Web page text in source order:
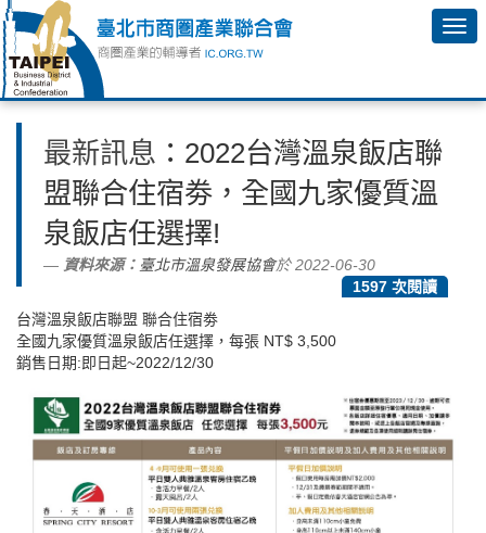
最新訊息 ：2022台灣溫泉飯店聯
盟聯合住宿劵，全國九家優質溫
泉飯店任選擇!
資料來源： 臺北市溫泉發展協會於 2022-06-30
1597 次閱讀
台灣溫泉飯店聯盟 聯合住宿劵
全國九家優質溫泉飯店任選擇，每張 NT$ 3,500
銷售日期:即日起~2022/12/30